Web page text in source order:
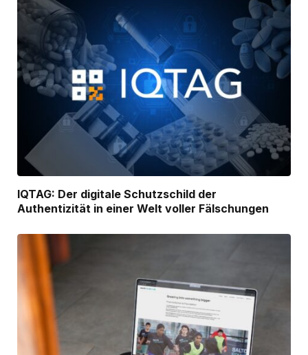
IQTAG: Der digitale Schutzschild der
Authentizität in einer Welt voller Fälschungen